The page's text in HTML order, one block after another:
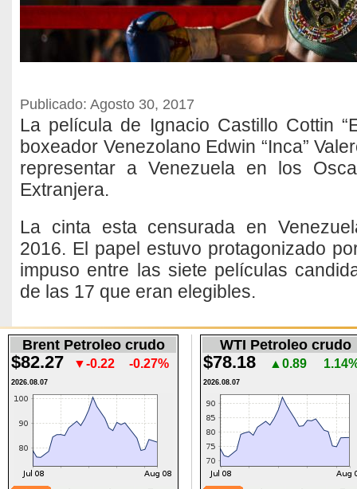
Publicado: Agosto 30, 2017
La película de Ignacio Castillo Cottin
boxeador Venezolano Edwin “Inca”
representar a Venezuela en los
Extranjera.
La cinta esta censurada en
2016. El papel estuvo protagonizado
impuso entre las siete películas
de las 17 que eran elegibles.
Brent Petroleo crudo
$82.27 ▼-0.22 -0.27%
2026.08.07
WTI Petroleo crudo
$78.18 ▲0.89
2026.08.07